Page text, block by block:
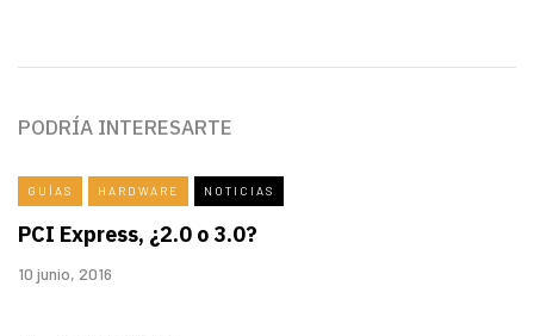
PODRÍA INTERESARTE
GUÍAS HARDWARE NOTICIAS
PCI Express, ¿2.0 o 3.0?
10 junio, 2016